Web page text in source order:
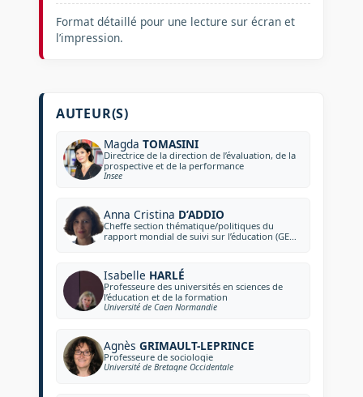
Format détaillé pour une lecture sur écran et
l’impression.
AUTEUR(S)
Magda TOMASINI
Directrice de la direction de l’évaluation, de la
prospective et de la performance
Insee
Anna Cristina D’ADDIO
Cheffe section thématique/politiques du
rapport mondial de suivi sur l’éducation (GEM
Isabelle HARLÉ
Professeure des universités en sciences de
l’éducation et de la formation
Université de Caen Normandie
Agnès GRIMAULT-LEPRINCE
Professeure de sociologie
Université de Bretagne Occidentale